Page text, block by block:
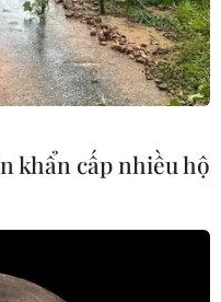
khẩn cấp nhiều hộ